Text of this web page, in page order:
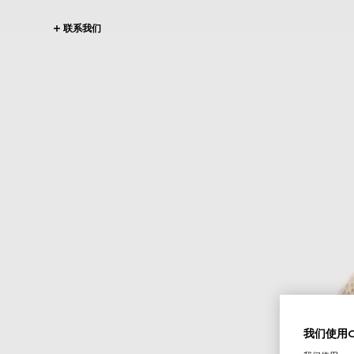
联系我们
我们使用